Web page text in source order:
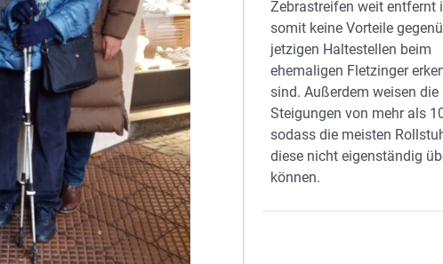
Zebrastreifen weit entfernt
somit keine Vorteile
jetzigen Haltestellen beim
ehemaligen Fletzinger
sind. Außerdem weisen die
Steigungen von mehr als
sodass die meisten
diese nicht eigenständig
können.